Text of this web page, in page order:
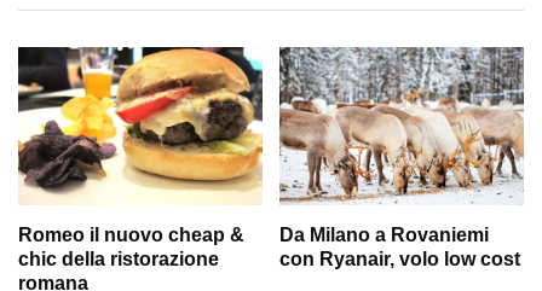
Romeo il nuovo cheap &
chic della ristorazione
romana
Da Milano a Rovaniemi
con Ryanair, volo low cost